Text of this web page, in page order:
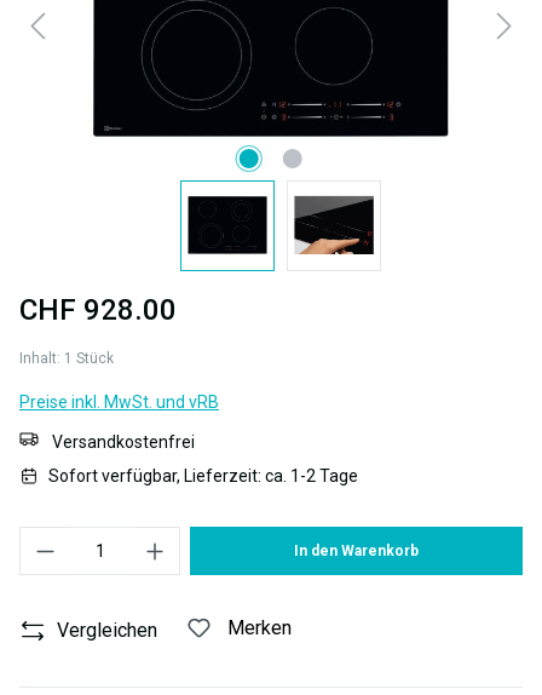
CHF 928.00
Inhalt: 1 Stück
Preise inkl. MwSt. und vRB
Versandkostenfrei
Sofort verfügbar, Lieferzeit: ca. 1-2 Tage
In den Warenkorb
Vergleichen Merken